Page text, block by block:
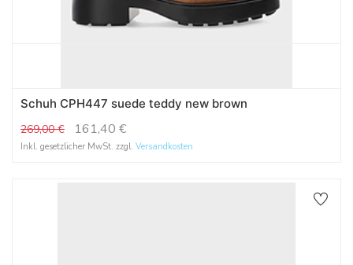
Schuh CPH447 suede teddy new brown
269,00€ 161,40 €
Inkl. gesetzlicher MwSt. zzgl. Versandkosten